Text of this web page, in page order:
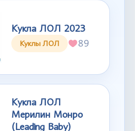
Кукла ЛОЛ 2023
Куклы ЛОЛ 89
Кукла ЛОЛ
Мерилин Монро
(Leading Baby)